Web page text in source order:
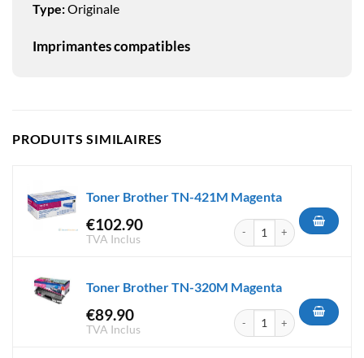
Type:Originale
Imprimantes compatibles
PRODUITS SIMILAIRES
Toner Brother TN-421M Magenta
€102.90
TVA Inclus
quantité de Toner Brother
Toner Brother TN-320M Magenta
€89.90
TVA Inclus
quantité de Toner Brother